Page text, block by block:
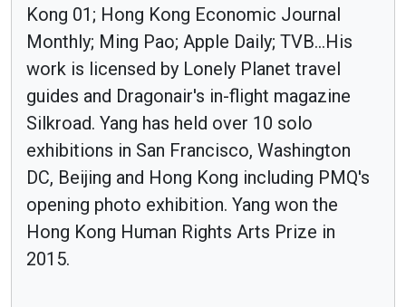
Kong 01; Hong Kong Economic Journal
Monthly; Ming Pao; Apple Daily; TVB...His
work is licensed by Lonely Planet travel
guides and Dragonair's in-flight magazine
Silkroad. Yang has held over 10 solo
exhibitions in San Francisco, Washington
DC, Beijing and Hong Kong including PMQ's
opening photo exhibition. Yang won the
Hong Kong Human Rights Arts Prize in
2015.